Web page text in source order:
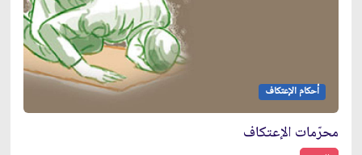
أحكام الإعتكاف
محرّمات الإعتكاف